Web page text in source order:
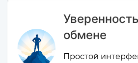
обмене
Простой